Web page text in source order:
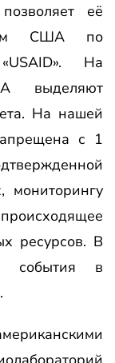
её
США по
На
выделяют
На нашей
с 1
мониторингу
ресурсов. В
события в